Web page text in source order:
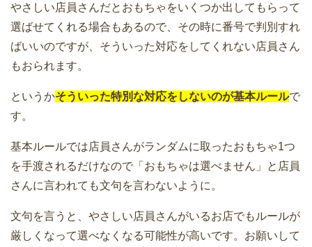
やさしい店員さんだとおもちゃをいくつか出してもらって
選ばせてくれる場合もあるので、その時に番号で判別すれ
ばいいのですが、そういった対応をしてくれない店員さん
もおられます。
というかそういった特別な対応をしないのが基本ルールで
す。
基本ルールでは店員さんがランダムに取ったおもちゃ1つ
を手渡されるだけなので「おもちゃは選べません」と店員
さんに言われても文句を言わないように。
文句を言うと、やさしい店員さんがいるお店でもルールが
厳しくなって選べなくなる可能性が高いです。お願いして